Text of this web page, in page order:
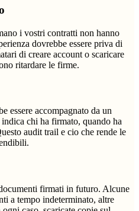
i vostri contratti non hanno
dovrebbe essere priva di
di creare account o scaricare
ritardare le firme.
essere accompagnato da un
chi ha firmato, quando ha
audit trail e cio che rende le
firmati in futuro. Alcune
a tempo indeterminato, altre